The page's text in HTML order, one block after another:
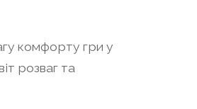
комфорту гри у
розваг та